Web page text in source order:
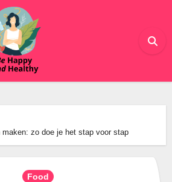
maken: zo doe je het stap voor stap
Food